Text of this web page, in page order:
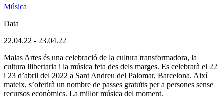
Música
Data
22.04.22 - 23.04.22
Malas Artes és una celebració de la cultura transformadora, la
cultura llibertaria i la música feta des dels marges. Es celebrarà el 22
i 23 d’abril del 2022 a Sant Andreu del Palomar, Barcelona. Així
mateix, s’oferirà un nombre de passes gratuïts per a persones sense
recursos econòmics. La millor música del moment.